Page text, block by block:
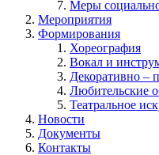
Меры
Мероприятия
Формирования
Хореография
Вокал и
Декоративно –
Любительские
Театральное
Новости
Документы
Контакты